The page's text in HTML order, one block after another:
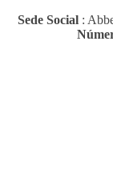
Sede Social: